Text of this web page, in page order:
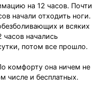
на 12 часов. Почти
начали отходить ноги.
и всяких
начались
потом все прошло.
комфорту она ничем не
числе и бесплатных.